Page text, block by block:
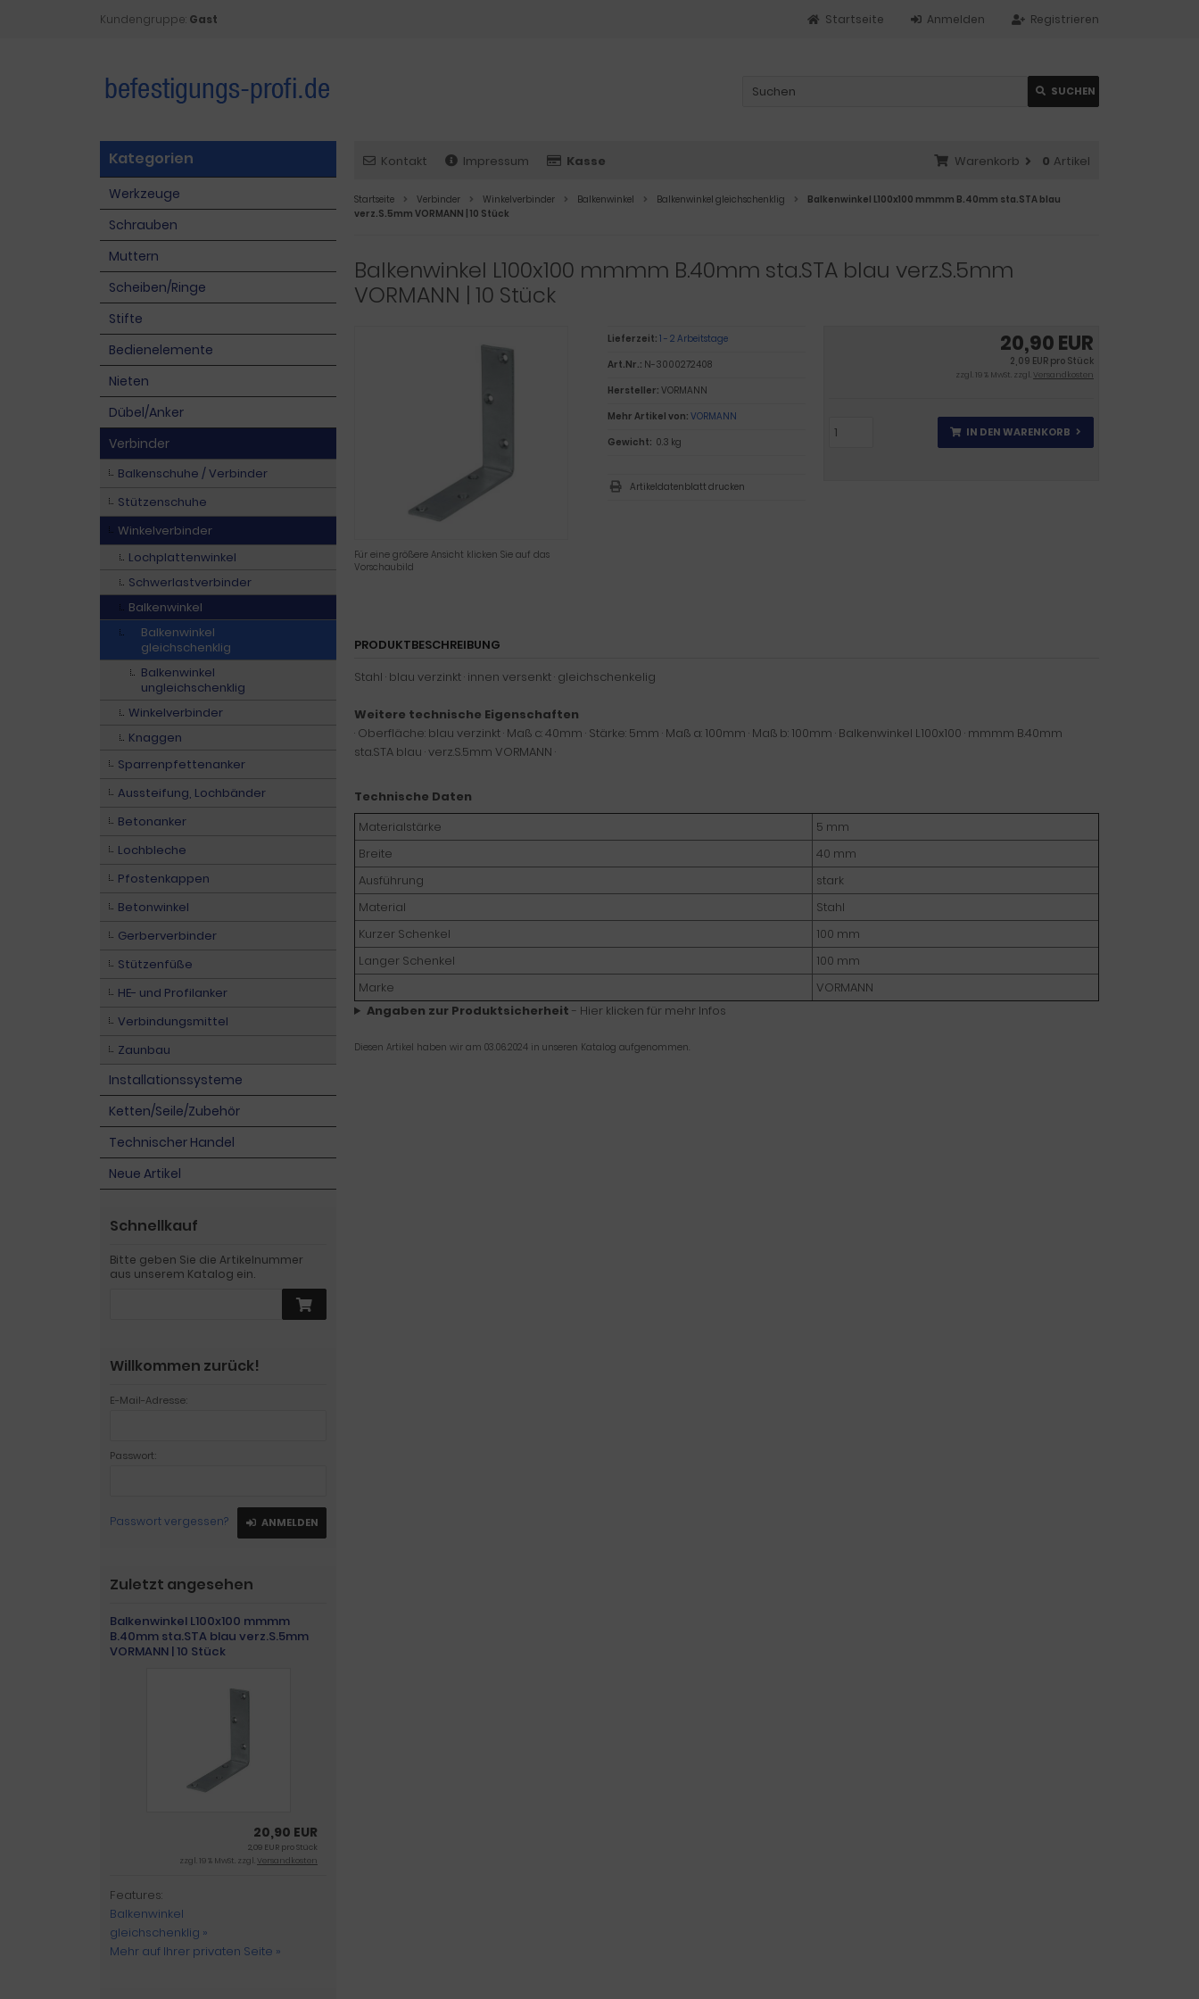
Kundengruppe: Gast Registrieren
Anmelden
Startseite
SUCHEN
Kontakt Impressum Kasse Warenkorb 0 Artikel
Startseite Verbinder Winkelverbinder Balkenwinkel Balkenwinkel gleichschenklig
Balkenwinkel L100x100 mmmm B.40mm sta.STA blau
verz.S.5mm VORMANN | 10 Stück
Balkenwinkel L100x100 mmmm B.40mm sta.STA blau verz.S.5mm
VORMANN | 10 Stück
Für eine größere Ansicht klicken Sie auf das
Vorschaubild
20,90 EUR
2,09 EUR pro Stück
zzgl. 19 % MwSt. zzgl.Versandkosten
IN DEN WARENKORB
Lieferzeit: 1 - 2 Arbeitstage
Art.Nr.: N-3000272408
Hersteller: VORMANN
Mehr Artikel von: VORMANN
Gewicht: 0.3 kg
Artikeldatenblatt drucken
PRODUKTBESCHREIBUNG
Stahl · blau verzinkt · innen versenkt · gleichschenkelig
Weitere technische Eigenschaften
· Oberfläche: blau verzinkt · Maß c: 40mm · Stärke: 5mm · Maß a: 100mm · Maß b: 100mm · Balkenwinkel L100x100 · mmmm B.40mm
sta.STA blau · verz.S.5mm VORMANN ·
Technische Daten
Materialstärke
5 mm
Breite
40 mm
Ausführung
stark
Material
Stahl
Kurzer Schenkel
100 mm
Langer Schenkel
100 mm
Marke
VORMANN
Angaben zur Produktsicherheit - Hier klicken für mehr Infos
Diesen Artikel haben wir am 03.06.2024 in unseren Katalog aufgenommen.
Kategorien
Werkzeuge
Schrauben
Muttern
Scheiben/Ringe
Stifte
Bedienelemente
Nieten
Dübel/Anker
Verbinder
Balkenschuhe / Verbinder
Stützenschuhe
Winkelverbinder
Lochplattenwinkel
Schwerlastverbinder
Balkenwinkel
Balkenwinkel
gleichschenklig
Balkenwinkel
ungleichschenklig
Winkelverbinder
Knaggen
Sparrenpfettenanker
Aussteifung, Lochbänder
Betonanker
Lochbleche
Pfostenkappen
Betonwinkel
Gerberverbinder
Stützenfüße
HE- und Profilanker
Verbindungsmittel
Zaunbau
Installationssysteme
Ketten/Seile/Zubehör
Technischer Handel
Neue Artikel
Schnellkauf
Bitte geben Sie die Artikelnummer
aus unserem Katalog ein.
Willkommen zurück!
E-Mail-Adresse:
Passwort:
Passwort vergessen? ANMELDEN
Zuletzt angesehen
Balkenwinkel L100x100 mmmm
B.40mm sta.STA blau verz.S.5mm
VORMANN | 10 Stück
20,90 EUR
2,09 EUR pro Stück
zzgl. 19 % MwSt. zzgl.Versandkosten
Features:
Balkenwinkel
gleichschenklig »
Mehr auf Ihrer privaten Seite »